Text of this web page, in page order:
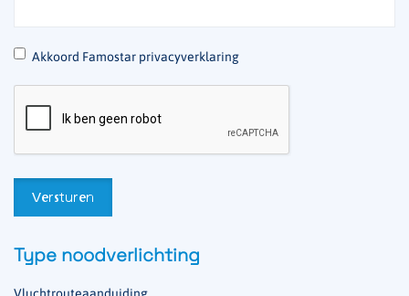
* Akkoord Famostar privacyverklaring
Type noodverlichting